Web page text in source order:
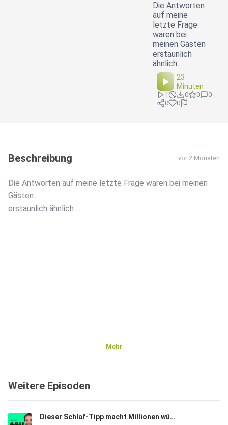
Die Antworten
auf meine
letzte Frage
waren bei
meinen Gästen
erstaunlich
ähnlich ...
23
Minuten
1 0 0
0
0
0
Beschreibung vor 2 Monaten
Die Antworten auf meine letzte Frage waren bei meinen
Gästen
erstaunlich ähnlich ...
Mehr
Weitere Episoden
Dieser Schlaf-Tipp macht Millionen wütend - aber er verändert ALLES! | A&U #160